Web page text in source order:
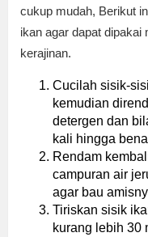
cukup mudah, Berikut
ikan agar dapat dipakai
kerajinan.
Cucilah sisik-
kemudian
detergen dan
kali hingga
Rendam
campuran air
agar bau
Tiriskan sisik
kurang lebih 30